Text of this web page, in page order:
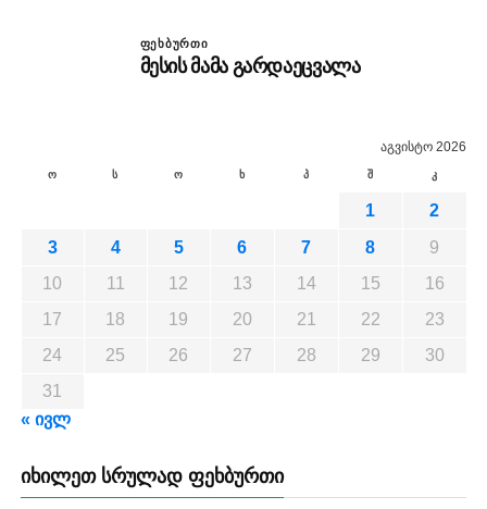
ᲤᲔᲮᲑᲣᲠᲗᲘ
მესის მამა გარდაეცვალა
აგვისტო 2026
ო ს ო ხ პ შ კ
1
2
3
4 5 6 7 8
9
10
11 12 13 14 15
16
17
18 19 20 21 22
23
24
25 26 27 28 29
30
31
« ივლ
ᲘᲮᲘᲚᲔᲗ ᲡᲠᲣᲚᲐᲓ ᲤᲔᲮᲑᲣᲠᲗᲘ